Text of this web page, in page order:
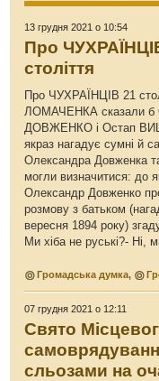
13 грудня 2021 о 10:54
Про
століття
Про ЧУХРАЇНЦІВ 21
ЛОМАЧЕНКА сказали б
ДОВЖЕНКО і Остап
якраз нагадує сумні й
Олександра Довженка
могли визначитися: до
Олександр Довженко
розмову з батьком
вересня 1894 року)
Ми хіба не руські?- Ні,
Громадська думка,
07 грудня 2021 о 12:11
Свято
сльозами на